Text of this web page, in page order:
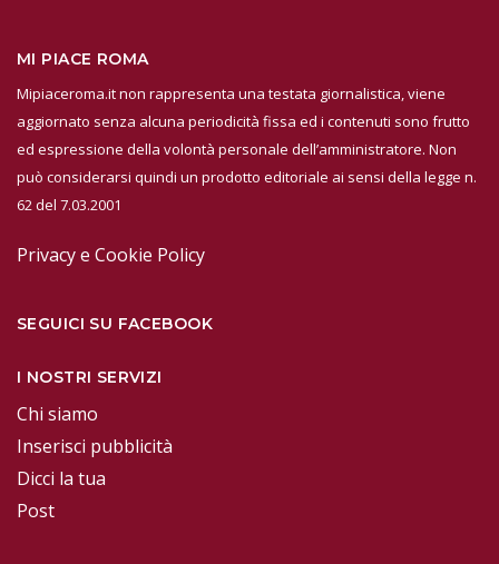
MI PIACE ROMA
Mipiaceroma.it non rappresenta una testata giornalistica, viene
aggiornato senza alcuna periodicità fissa ed i contenuti sono frutto
ed espressione della volontà personale dell’amministratore. Non
può considerarsi quindi un prodotto editoriale ai sensi della legge n.
62 del 7.03.2001
Privacy e Cookie Policy
SEGUICI SU FACEBOOK
I NOSTRI SERVIZI
Chi siamo
Inserisci pubblicità
Dicci la tua
Post